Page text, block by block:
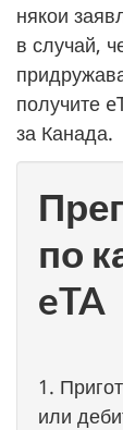
някои
в случай,
получите
за Канада.
по
eTA
1.
или